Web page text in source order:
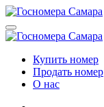
Перейти
к
содержимому
Купить номер
Продать номер
О нас